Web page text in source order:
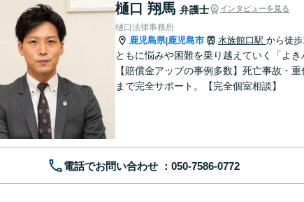
樋口 翔馬 弁護士 インタビューを見る
樋口法律事務所
鹿児島県|鹿児島市 水族館口駅 から徒
ともに悩みや困難を乗り越えていく「よ
【賠償金アップの事例多数】死亡事故・
まで完全サポート。【完全個室相談】
電話でお問い合わせ